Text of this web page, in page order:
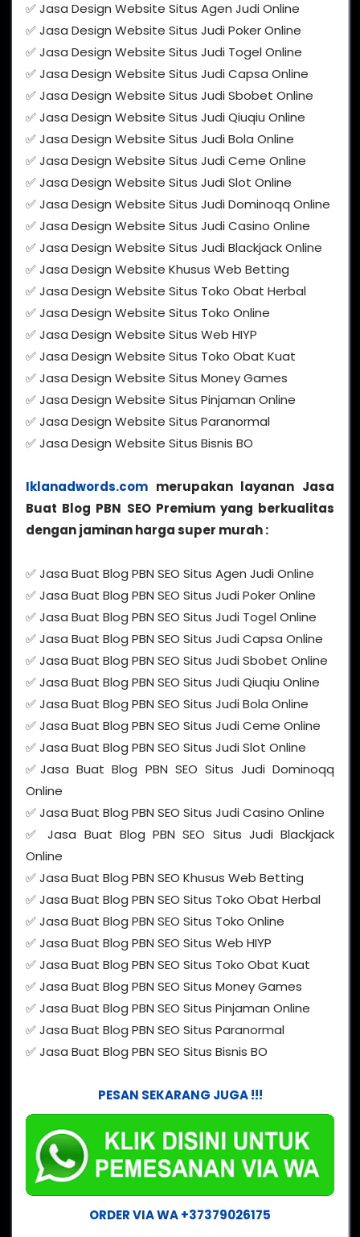
✅ Jasa Design Website Situs Agen Judi Online
✅ Jasa Design Website Situs Judi Poker Online
✅ Jasa Design Website Situs Judi Togel Online
✅ Jasa Design Website Situs Judi Capsa Online
✅ Jasa Design Website Situs Judi Sbobet Online
✅ Jasa Design Website Situs Judi Qiuqiu Online
✅ Jasa Design Website Situs Judi Bola Online
✅ Jasa Design Website Situs Judi Ceme Online
✅ Jasa Design Website Situs Judi Slot Online
✅ Jasa Design Website Situs Judi Dominoqq Online
✅ Jasa Design Website Situs Judi Casino Online
✅ Jasa Design Website Situs Judi Blackjack Online
✅ Jasa Design Website Khusus Web Betting
✅ Jasa Design Website Situs Toko Obat Herbal
✅ Jasa Design Website Situs Toko Online
✅ Jasa Design Website Situs Web HIYP
✅ Jasa Design Website Situs Toko Obat Kuat
✅ Jasa Design Website Situs Money Games
✅ Jasa Design Website Situs Pinjaman Online
✅ Jasa Design Website Situs Paranormal
✅ Jasa Design Website Situs Bisnis BO
Iklanadwords.com merupakan layanan Jasa
Buat Blog PBN SEO Premium yang berkualitas
dengan jaminan harga super murah :
✅ Jasa Buat Blog PBN SEO Situs Agen Judi Online
✅ Jasa Buat Blog PBN SEO Situs Judi Poker Online
✅ Jasa Buat Blog PBN SEO Situs Judi Togel Online
✅ Jasa Buat Blog PBN SEO Situs Judi Capsa Online
✅ Jasa Buat Blog PBN SEO Situs Judi Sbobet Online
✅ Jasa Buat Blog PBN SEO Situs Judi Qiuqiu Online
✅ Jasa Buat Blog PBN SEO Situs Judi Bola Online
✅ Jasa Buat Blog PBN SEO Situs Judi Ceme Online
✅ Jasa Buat Blog PBN SEO Situs Judi Slot Online
✅Jasa Buat Blog PBN SEO Situs Judi Dominoqq
Online
✅ Jasa Buat Blog PBN SEO Situs Judi Casino Online
✅ Jasa Buat Blog PBN SEO Situs Judi Blackjack
Online
✅ Jasa Buat Blog PBN SEO Khusus Web Betting
✅ Jasa Buat Blog PBN SEO Situs Toko Obat Herbal
✅ Jasa Buat Blog PBN SEO Situs Toko Online
✅ Jasa Buat Blog PBN SEO Situs Web HIYP
✅ Jasa Buat Blog PBN SEO Situs Toko Obat Kuat
✅ Jasa Buat Blog PBN SEO Situs Money Games
✅ Jasa Buat Blog PBN SEO Situs Pinjaman Online
✅ Jasa Buat Blog PBN SEO Situs Paranormal
✅ Jasa Buat Blog PBN SEO Situs Bisnis BO
PESAN SEKARANG JUGA !!!
ORDER VIA WA +37379026175